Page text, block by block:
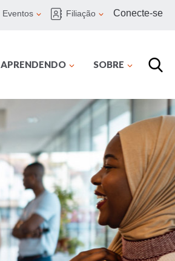
Eventos Filiação Conecte-se
APRENDENDO SOBRE